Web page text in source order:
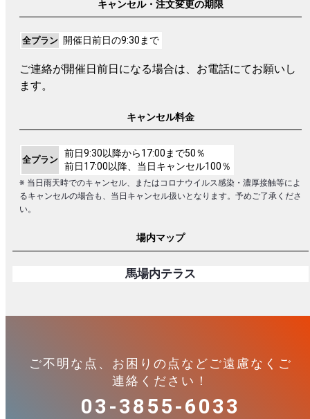
キャンセル・注文変更の期限
全プラン 開催日前日の9:30まで
ご連絡が開催日前日になる場合は、お電話にてお願いし
ます。
キャンセル料金
全プラン
前日9:30以降から17:00まで50％
前日17:00以降、当日キャンセル100％
※ 当日雨天時でのキャンセル、またはコロナウイルス感染・濃厚接触等によ
るキャンセルの場合も、当日キャンセル扱いとなります。予めご了承くださ
い。
場内マップ
馬場内テラス
ご不明な点、お困りの点などご遠慮なくご
連絡ください！
03-3855-6033